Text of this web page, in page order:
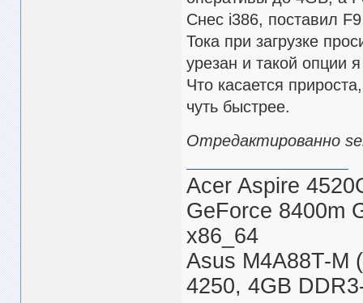
Снес i386, поставил
Тока при загрузке
урезан и такой опции
Что касается
чуть быстрее.
Отредактированно
Acer Aspire
GeForce 8400m
x86_64
Asus M4A88T-M
4250, 4GB